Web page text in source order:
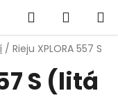
Hledat
KOŠÍK
/ Rieju XPLORA 557 S
S (litá